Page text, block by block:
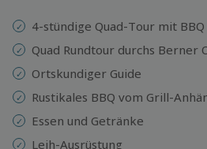
4-stündige Quad-Tour mit BBQ
Quad Rundtour durchs Berner
Ortskundiger Guide
Rustikales BBQ vom Grill-
Essen und Getränke
Leih-Ausrüstung